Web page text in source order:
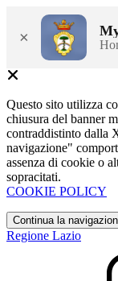
×
Questo sito utilizza
chiusura del banner
contraddistinto dalla
navigazione"
assenza di cookie o
sopracitati.
COOKIE POLICY
Continua la
Regione Lazio